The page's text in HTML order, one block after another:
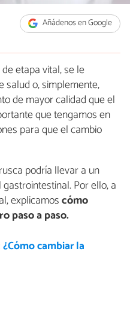
Añádenos en Google
etapa vital, se le
salud o, simplemente,
de mayor calidad que el
que tengamos en
para que el cambio
podría llevar a un
Por ello, a
explicamoscómo
paso a paso.
¿Cómo cambiar la